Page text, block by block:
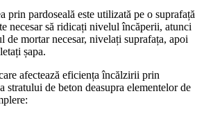
prin pardoseală este utilizată pe o suprafață
necesar să ridicați nivelul încăperii, atunci
de mortar necesar, nivelați suprafața, apoi
șapa.
afectează eficiența încălzirii prin
stratului de beton deasupra elementelor de